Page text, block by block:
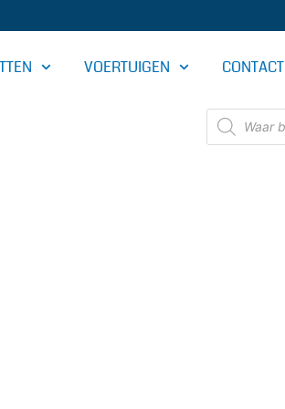
VOERTUIGEN CONTACT
Producten
zoeken